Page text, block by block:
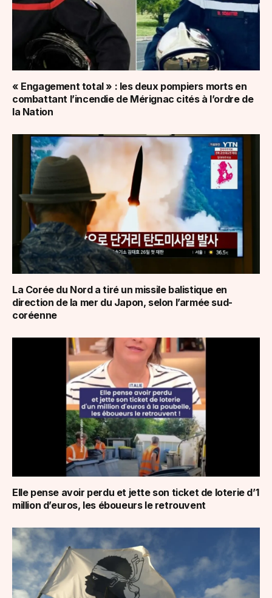
« Engagement total » : les deux pompiers morts en
combattant l’incendie de Mérignac cités à l’ordre de
la Nation
La Corée du Nord a tiré un missile balistique en
direction de la mer du Japon, selon l’armée sud-
coréenne
Elle pense avoir perdu et jette son ticket de loterie d’1
million d’euros, les éboueurs le retrouvent